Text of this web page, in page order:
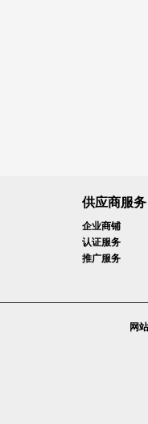
供应商服务
企业商铺
认证服务
推广服务
网